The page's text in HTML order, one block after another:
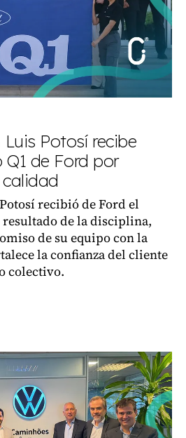
Potosí recibe
de Ford por
recibió de Ford el
de la disciplina,
de su equipo con la
la confianza del cliente
colectivo.